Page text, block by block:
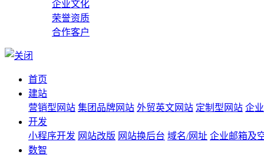
企业文化
荣誉资质
合作客户
首页
建站
营销型网站 集团品牌网站 外贸英文网站 定制型网站 企
开发
小程序开发 网站改版 网站换后台 域名/网址 企业邮箱及
数智